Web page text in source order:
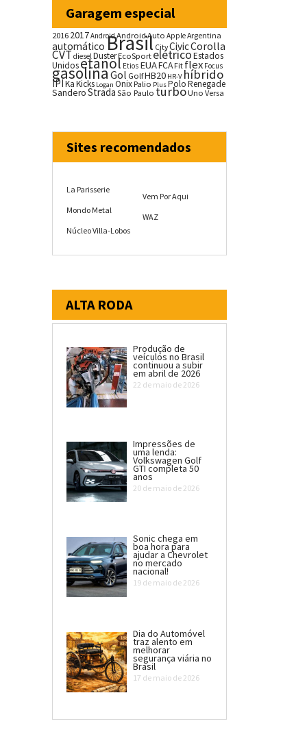
Garagem especial
20162017AndroidAndroid Auto AppleArgentina
automáticoBrasil CityCivicCorolla
CVTdieselDusterEcoSportelétricoEstados
Unidosetanol Etios EUAFCA Fit flex Focus
gasolina Gol GolfHB20 HR-V híbrido
IPIKaKicks Logan OnixPalio PlusPoloRenegade
SanderoStrada São Paulo turboUno Versa
Sites recomendados
La Parisserie
Mondo Metal
Núcleo Villa-Lobos
Vem Por Aqui
WAZ
ALTA RODA
Produção de
veículos no Brasil
continuou a subir
em abril de 2026
22 de maio de 2026
Impressões de
uma lenda:
Volkswagen Golf
GTI completa 50
anos
20 de maio de 2026
Sonic chega em
boa hora para
ajudar a Chevrolet
no mercado
nacional!
19 de maio de 2026
Dia do Automóvel
traz alento em
melhorar
segurança viária no
Brasil
17 de maio de 2026